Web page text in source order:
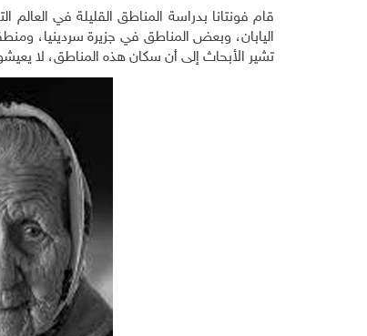
قام فونتانا بدراسة المناطق القليلة في
اليابان، وبعض المناطق في جزيرة سردينيا،
تشير الأبحاث إلى أن سكان هذه المناطق، لا